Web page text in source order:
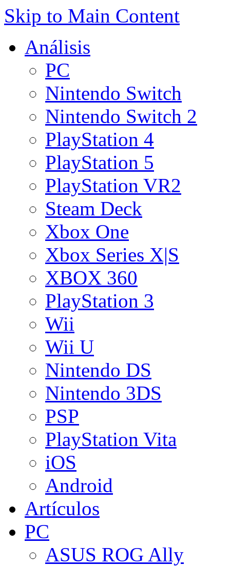
Skip to Main Content
Análisis
PC
Nintendo Switch
Nintendo Switch 2
PlayStation 4
PlayStation 5
PlayStation VR2
Steam Deck
Xbox One
Xbox Series X|S
XBOX 360
PlayStation 3
Wii
Wii U
Nintendo DS
Nintendo 3DS
PSP
PlayStation Vita
iOS
Android
Artículos
PC
ASUS ROG Ally